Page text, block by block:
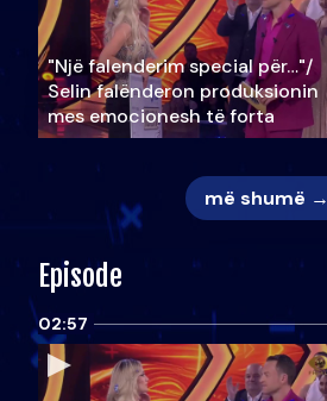
"Një falenderim special për…"/
Selin falënderon produksionin
mes emocionesh të forta
më shumë →
Episode
02:57